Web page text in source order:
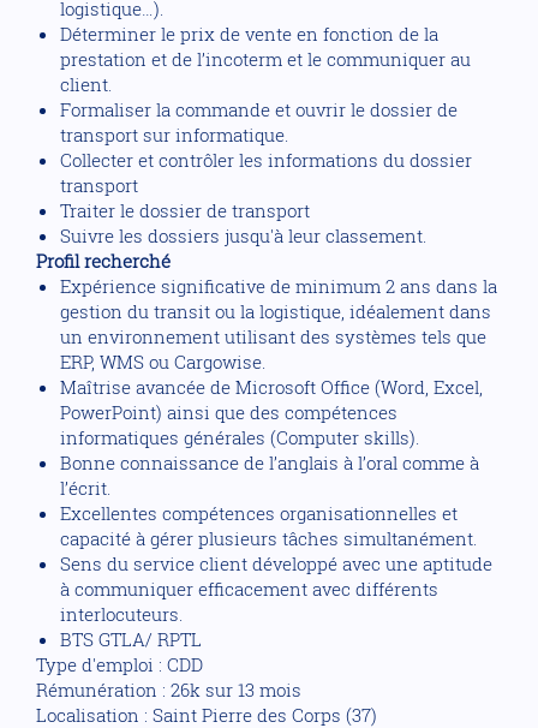
logistique…).
Déterminer le prix de vente en fonction de la
prestation et de l’incoterm et le communiquer au
client.
Formaliser la commande et ouvrir le dossier de
transport sur informatique.
Collecter et contrôler les informations du dossier
transport
Traiter le dossier de transport
Suivre les dossiers jusqu'à leur classement.
Profil recherché
Expérience significative de minimum 2 ans dans la
gestion du transit ou la logistique, idéalement dans
un environnement utilisant des systèmes tels que
ERP, WMS ou Cargowise.
Maîtrise avancée de Microsoft Office (Word, Excel,
PowerPoint) ainsi que des compétences
informatiques générales (Computer skills).
Bonne connaissance de l’anglais à l’oral comme à
l’écrit.
Excellentes compétences organisationnelles et
capacité à gérer plusieurs tâches simultanément.
Sens du service client développé avec une aptitude
à communiquer efficacement avec différents
interlocuteurs.
BTS GTLA/ RPTL
Type d'emploi : CDD
Rémunération : 26k sur 13 mois
Localisation : Saint Pierre des Corps (37)